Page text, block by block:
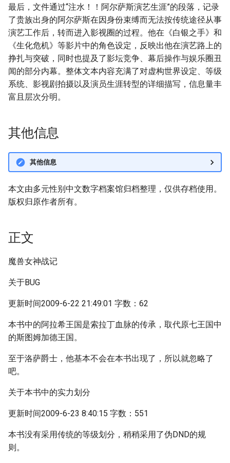
最后，文件通过“注水！！阿尔萨斯演艺生涯”的段落，记录
了贵族出身的阿尔萨斯在因身份束缚而无法按传统途径从事
演艺工作后，转而进入影视圈的过程。他在《白银之手》和
《生化危机》等影片中的角色设定，反映出他在演艺路上的
挣扎与突破，同时也提及了影坛竞争、幕后操作与娱乐圈丑
闻的部分内幕。整体文本内容充满了对虚构世界设定、等级
系统、影视剧拍摄以及演员生涯转型的详细描写，信息量丰
富且层次分明。
其他信息
其他信息
本文由多元性别中文数字档案馆归档整理，仅供存档使用。
版权归原作者所有。
正文
魔兽女神战记
关于BUG
更新时间2009-6-22 21:49:01 字数：62
本书中的阿拉希王国是索拉丁血脉的传承，取代原七王国中
的斯图姆加德王国。
至于洛萨爵士，他基本不会在本书出现了，所以就忽略了
吧。
关于本书中的实力划分
更新时间2009-6-23 8:40:15 字数：551
本书没有采用传统的等级划分，稍稍采用了伪DND的规
则。